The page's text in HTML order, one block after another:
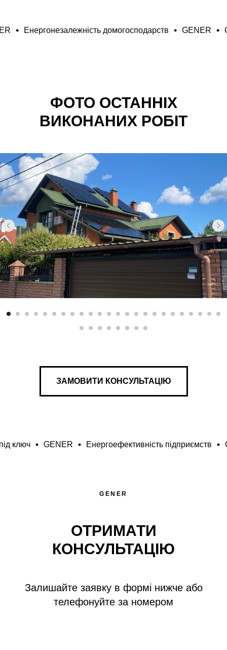
GENER Енергонезалежність домогосподарств
ФОТО ОСТАННІХ
ВИКОНАНИХ РОБІТ
ЗАМОВИТИ КОНСУЛЬТАЦІЮ
Енергоефективність підприємств GENER
GENER
ОТРИМАТИ
КОНСУЛЬТАЦІЮ
Залишайте заявку в формі нижче або
телефонуйте за номером